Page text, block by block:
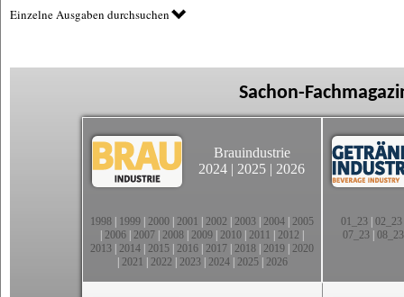
Einzelne Ausgaben durchsuchen
Sachon-
Brauindustrie
2024 | 2025 | 2026
1998 1999 2000 2001 2002 2003 2004 2005
2006 2007 2008 2009 2010 2011 2012
2013 2014 2015 2016 2017 2018 2019 2020
2021 2022 2023| 2024| 2025| 2026
01_23| 02_23
07_23 08_23